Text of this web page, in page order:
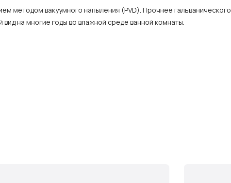
методом вакуумного напыления (PVD). Прочнее гальванического
на многие годы во влажной среде ванной комнаты.